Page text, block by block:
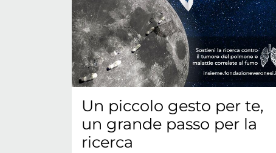
Un piccolo gesto per te,
un grande passo per la
ricerca